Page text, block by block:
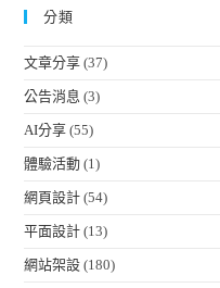
分類
文章分享 (37)
公告消息 (3)
AI分享 (55)
體驗活動 (1)
網頁設計 (54)
平面設計 (13)
網站架設 (180)